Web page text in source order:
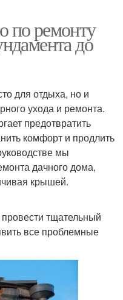
по ремонту
до
для отдыха, но и
ухода и ремонта.
предотвратить
комфорт и продлить
мы
дачного дома,
крышей.
тщательный
все проблемные